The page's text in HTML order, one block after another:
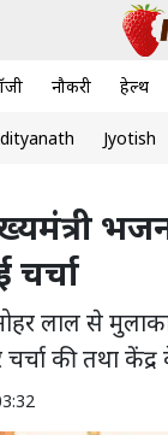
नौकरी हेल्थ
Jyotish
लाल से
की तथा